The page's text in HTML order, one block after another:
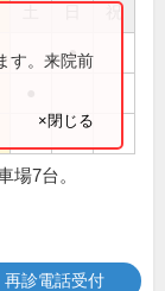
祝
●
す。来院前
×閉じる
場7台。
再診電話受付